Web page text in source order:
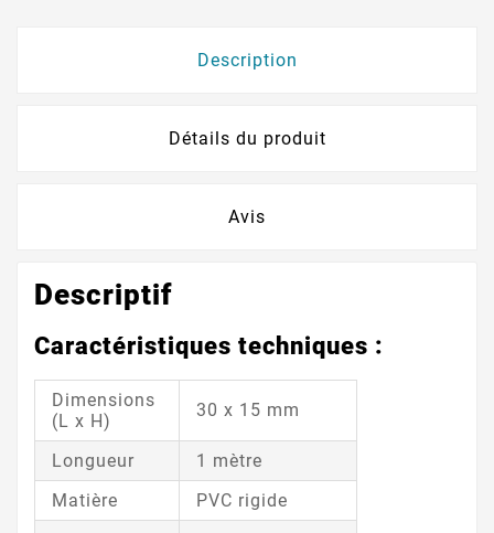
Description
Détails du produit
Avis
Descriptif
Caractéristiques techniques :
Dimensions
(L x H)
30 x 15 mm
Longueur
1 mètre
Matière
PVC rigide